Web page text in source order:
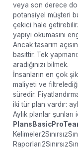
veya son derece
potansiyel müşteri
çekici hale
yapıyı okumasını
Ancak tasarım
basittir. Tek
aradığınızı bilmek.
İnsanların en çok
maliyeti ve
süredir.
iki tür plan vardır:
Aylık planlar şunları